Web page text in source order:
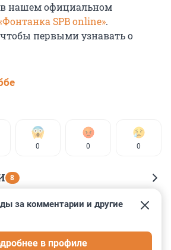
в нашем официальном
SPB online».
первыми узнавать о
0 0 0
8
и арестовывали-это всё
за комментарии и другие
в профиле